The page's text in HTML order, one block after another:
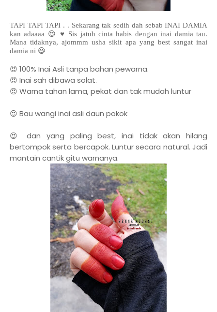
TAPI TAPI TAPI . . Sekarang taksedih dah sebab INAI DAMIA
kan adaaaa 😍 ♥️ Sis jatuh cinta habis dengan inai damia tau.
Mana tidaknya, ajommm usha sikit apa yang best sangat inai
damia ni 😃
😍 100% Inai Asli tanpa bahan pewarna.
😍 Inai sah dibawa solat.
😍 Warna tahan lama, pekat dan tak mudah luntur
😍 Bau wangi inai asli daun pokok
😍
dan yang paling best, inai tidak akan hilang
bertompok serta bercapok. Luntur secara natural. Jadi
mantain cantik gitu warnanya.